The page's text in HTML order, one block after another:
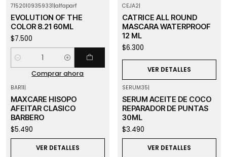
71520109359331|alfaparf
EVOLUTION OF THE
COLOR 8.21 60ML
$7.500
Cantidad
Comprar ahora
CEJA2|
CATRICE ALL ROUND
MASCARA WATERPROOF
12 ML
$6.300
VER DETALLES
BAR11|
MAXCARE HISOPO
AFEITAR CLASICO
BARBERO
$5.490
VER DETALLES
SERUM35|
SERUM ACEITE DE COCO
REPARADOR DE PUNTAS
30ML
$3.490
VER DETALLES